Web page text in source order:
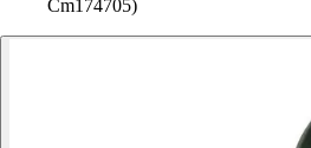
Cm174705)